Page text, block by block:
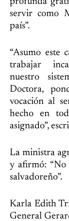
servir como
país”.
“Asumo este
trabajar
nuestro
Doctora,
vocación al
hecho en
asignado”,
La ministra
y afirmó: “No
salvadoreño”.
Karla Edith
General